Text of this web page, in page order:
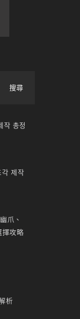
搜尋
작 총정
각 제작
爪、
擇攻略
析